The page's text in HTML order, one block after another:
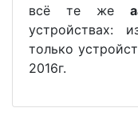
всё те же
устройствах:
только
2016г.